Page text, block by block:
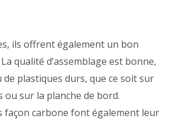
ils offrent également un bon
qualité d’assemblage est bonne,
plastiques durs, que ce soit sur
ou sur la planche de bord.
façon carbone font également leur